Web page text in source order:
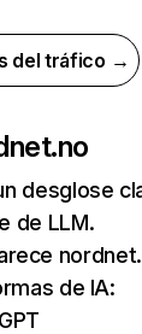
del tráfico →
desglose
de LLM.
de IA: